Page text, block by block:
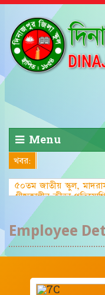
Menu
খবর:
৫০তম জাতীয় স্কুল,
গ্রীষ্মকালীন ক্রীড়া
Employee